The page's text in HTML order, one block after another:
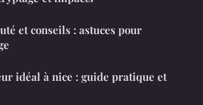
et conseils : astuces pour
idéal à nice : guide pratique et